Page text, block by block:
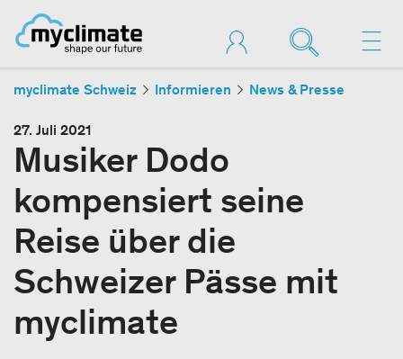
myclimate Schweiz Informieren News & Presse
27. Juli 2021
Musiker Dodo
kompensiert seine
Reise über die
Schweizer Pässe mit
myclimate